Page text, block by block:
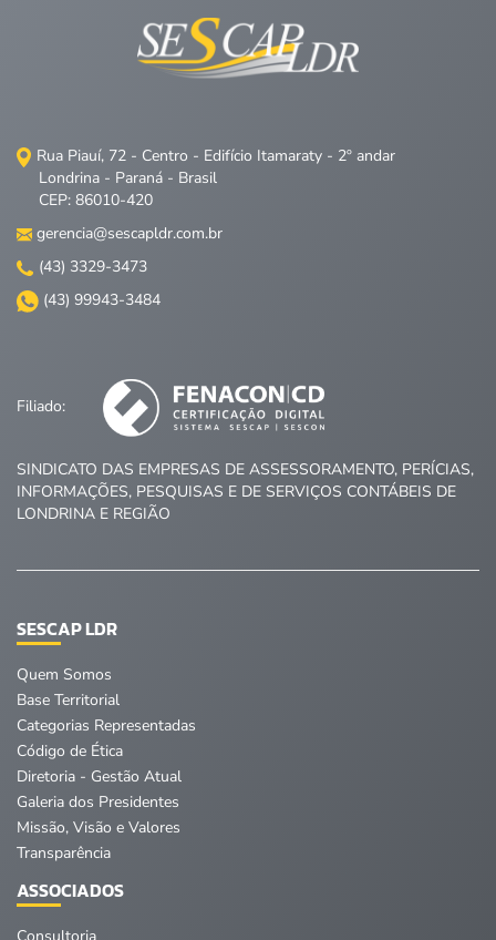
Rua Piauí, 72 - Centro - Edifício Itamaraty - 2º andar
Londrina - Paraná - Brasil
CEP: 86010-420
gerencia@sescapldr.com.br
(43) 3329-3473
(43) 99943-3484
Filiado:
SINDICATO DAS EMPRESAS DE ASSESSORAMENTO, PERÍCIAS,
INFORMAÇÕES, PESQUISAS E DE SERVIÇOS CONTÁBEIS DE
LONDRINA E REGIÃO
SESCAP LDR
Quem Somos
Base Territorial
Categorias Representadas
Código de Ética
Diretoria - Gestão Atual
Galeria dos Presidentes
Missão, Visão e Valores
Transparência
ASSOCIADOS